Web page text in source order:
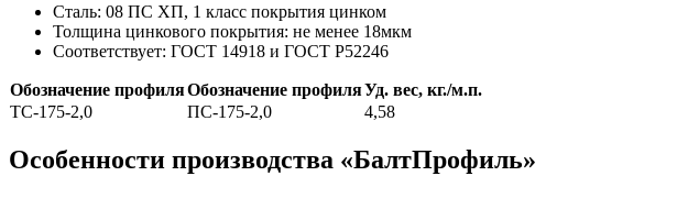
Сталь: 08 ПС ХП, 1 класс покрытия цинком
Толщина цинкового покрытия: не менее 18мкм
Соответствует: ГОСТ 14918 и ГОСТ Р52246
Обозначение профиляОбозначение профиляУд. вес, кг./м.п.
TC-175-2,0
ПC-175-2,0 4,58
Особенности производства «БалтПрофиль»